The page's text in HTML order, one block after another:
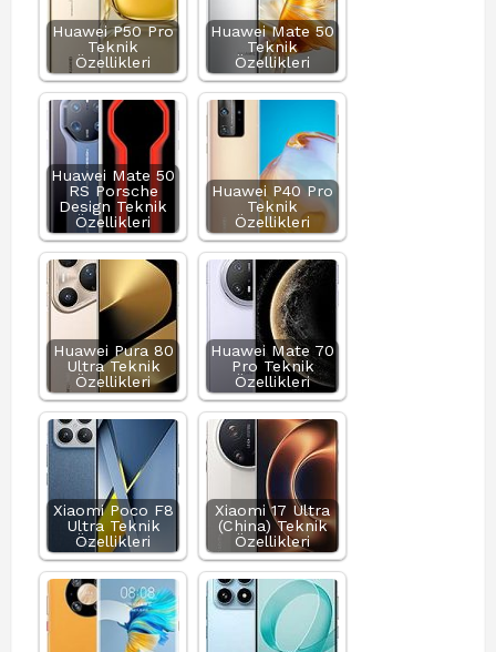
Huawei P50 Pro
Teknik
Özellikleri
Huawei Mate 50
Teknik
Özellikleri
Huawei Mate 50
RS Porsche
Design Teknik
Özellikleri
Huawei P40 Pro
Teknik
Özellikleri
Huawei Pura 80
Ultra Teknik
Özellikleri
Huawei Mate 70
Pro Teknik
Özellikleri
Xiaomi Poco F8
Ultra Teknik
Özellikleri
Xiaomi 17 Ultra
(China) Teknik
Özellikleri